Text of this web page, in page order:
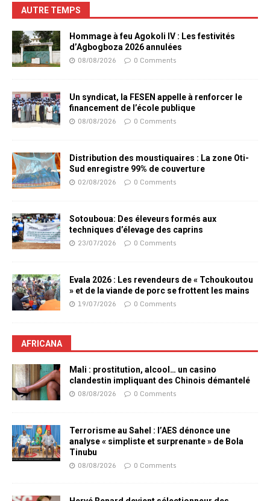
AUTRE TEMPS
Hommage à feu Agokoli IV : Les festivités
d’Agbogboza 2026 annulées
08/08/2026 0 Comments
Un syndicat, la FESEN appelle à renforcer le
financement de l’école publique
08/08/2026 0 Comments
Distribution des moustiquaires : La zone Oti-
Sud enregistre 99% de couverture
02/08/2026 0 Comments
Sotouboua: Des éleveurs formés aux
techniques d’élevage des caprins
23/07/2026 0 Comments
Evala 2026 : Les revendeurs de « Tchoukoutou
» et de la viande de porc se frottent les mains
19/07/2026 0 Comments
AFRICANA
Mali : prostitution, alcool… un casino
clandestin impliquant des Chinois démantelé
08/08/2026 0 Comments
Terrorisme au Sahel : l’AES dénonce une
analyse « simpliste et surprenante » de Bola
Tinubu
08/08/2026 0 Comments